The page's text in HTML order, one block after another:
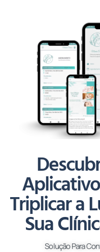
Triplicar a
Sua
Solução Para